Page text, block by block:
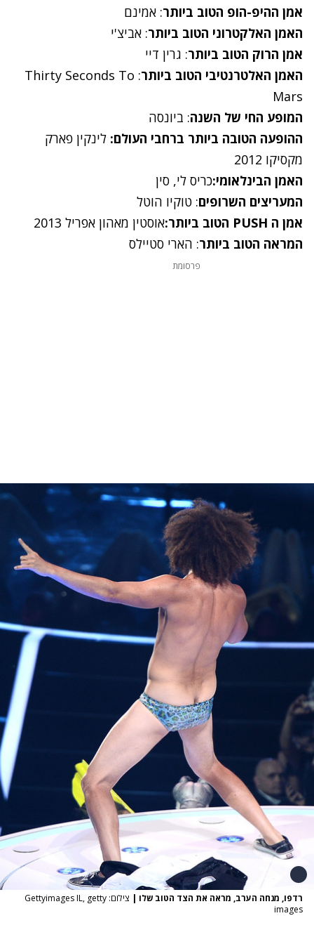
אמן ההיפ-הופ הטוב ביותר: אמינם
האמן האלקטרוני הטוב ביותר: אביצ'י
אמן הרוק הטוב ביותר: גרין דיי
האמן האלטרנטיבי הטוב ביותר : Thirty Seconds To
Mars
המופע החי של השנה: ביונסה
ההופעה הטובה ביותר ברחבי העולם: לינקין פארק
מקסיקו 2012
האמן הבינלאומי:כריס לי, סין
המעריצים השרופים: טוקיו הוטל
אמן ה PUSH הטוב ביותר:
אוסטין מאהון אפריל 2013
המראה הטוב ביותר: הארי סטיילס
פרסומת
רדפו, מנחה הערב, מראה את הצד הטוב שלו |
צילום: Gettyimages IL, getty
images